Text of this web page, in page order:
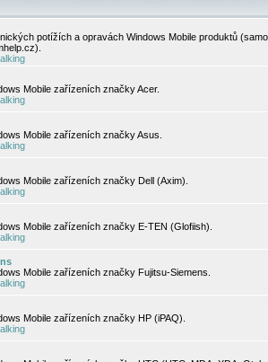
potížích a opravách Windows Mobile produktů
Mobile zařízeních značky Acer.
Mobile zařízeních značky Asus.
Mobile zařízeních značky Dell (Axim).
Mobile zařízeních značky E-TEN (Glofiish).
Mobile zařízeních značky Fujitsu-Siemens.
Mobile zařízeních značky HP (iPAQ).